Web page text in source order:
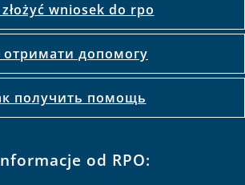
złożyć wniosek do rpo
отримати допомогу
получить помощь
od RPO: